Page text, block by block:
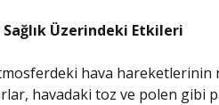
Sağlık Üzerindeki Etkileri
hava hareketlerinin
havadaki toz ve polen gibi